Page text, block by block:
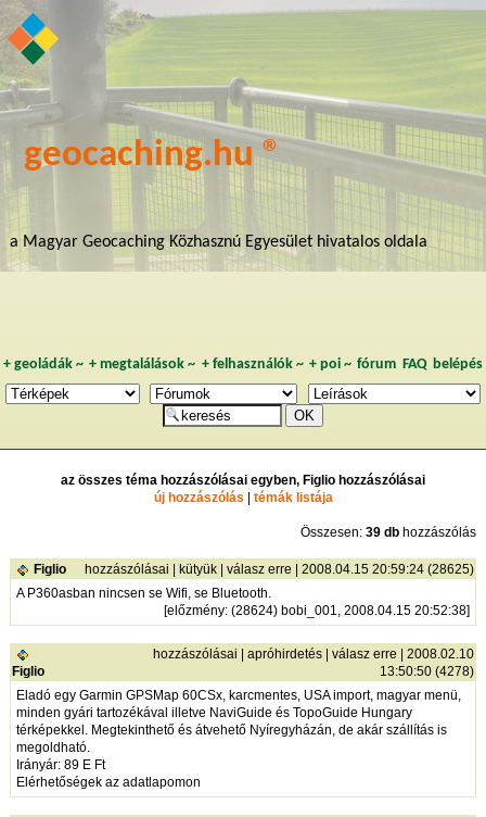
geocaching.hu ®
a Magyar Geocaching Közhasznú Egyesület hivatalos oldala
+ geoládák~ +megtalálások ~ + felhasználók~ + poi~ fórum FAQ belépés
az összes téma hozzászólásai egyben, Figlio hozzászólásai
új hozzászólás
témák listája
Összesen:39 db hozzászólás
Figlio hozzászólásai kütyük |válasz erre | 2008.04.15 20:59:24 (28625)
A P360asban nincsen se Wifi, se Bluetooth.
[előzmény: (28624) bobi_001, 2008.04.15 20:52:38]
Figlio
hozzászólásai |apróhirdetés |válasz erre | 2008.02.10
13:50:50 (4278)
Eladó egy Garmin GPSMap 60CSx, karcmentes, USA import, magyar menü,
minden gyári tartozékával illetve NaviGuide és TopoGuide Hungary
térképekkel. Megtekinthető és átvehető Nyíregyházán, de akár szállítás is
megoldható.
Irányár: 89 E Ft
Elérhetőségek az adatlapomon